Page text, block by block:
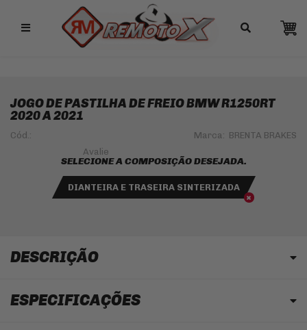
Remotox
JOGO DE PASTILHA DE FREIO BMW R1250RT
2020 A 2021
Cód.: Marca: BRENTA BRAKES
SELECIONE A COMPOSIÇÃO DESEJADA.
DIANTEIRA E TRASEIRA SINTERIZADA
DESCRIÇÃO
ESPECIFICAÇÕES